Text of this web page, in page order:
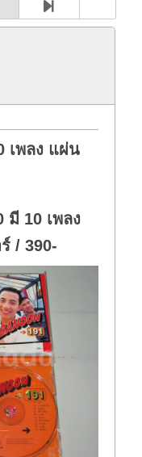
เพลง แผ่น
มี 10 เพลง
/ 390-